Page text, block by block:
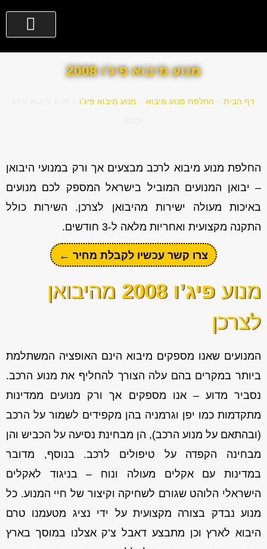
מנוע מיבוא פיג’ו 2008
דף הבית החלפת מנוע מיבוא מנוע מיבוא פיג’ו
החלפת מנוע מיבוא לרכב מבצעים אך ורק במנועי היבואן
– יבואן המנועים המוביל בישראל המספק לכם מנועים
באיכות מעולה ישירות מהיבואן לצרכן. השירות כולל
התקנה מקצועית ואחריות מלאה ל-3 חודשים.
צרו קשר עכשיו לקבלת מחיר ←
מנוע פיג’ו 2008
מהיבואן
לצרכן
המנועים שאנו מספקים מיבוא הינם האופציה המשתלמת
ביותר במקרים בהם עלה הצורך להחליף את מנוע הרכב.
נסביר מדוע – אנו מספקים אך ורק מנועים ממדינות
מתקדמות כמו יפן וגרמניה בהן מקפידים לשמור על הרכב
(ובהתאם על מנוע הרכב), הן מבחינת נסיעה על הכביש והן
מבחינה הקפדה על טיפולים לרכב. בנוסף, מדובר
במדינות עם אקלים מעולה ונוח – בניגוד לאקלים
הישראלי הלוהט שגורם לשחיקה וקיצור של חיי המנוע. כל
מנוע נבדק בצורה מקצועית על ידי נציג מטעמנו טרם
היבוא לארץ וכן מתבצע דאבל צ’ק אצלנו במוסך בארץ